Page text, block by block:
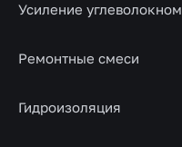
Усиление углеволокном
Ремонтные смеси
Гидроизоляция